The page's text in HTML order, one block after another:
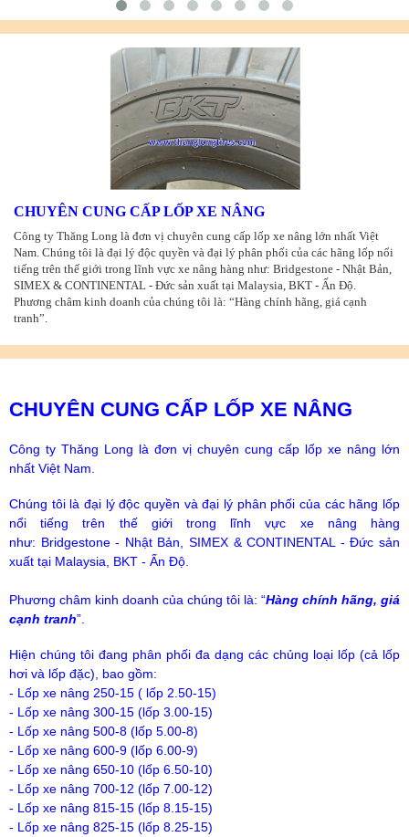
CHUYÊN CUNG CẤP LỐP XE NÂNG
Công ty Thăng Long là đơn vị chuyên cung cấp lốp xe nâng lớn nhất Việt
Nam. Chúng tôi là đại lý độc quyền và đại lý phân phối của các hãng lốp nổi
tiếng trên thế giới trong lĩnh vực xe nâng hàng như: Bridgestone - Nhật Bản,
SIMEX & CONTINENTAL - Đức sản xuất tại Malaysia, BKT - Ấn Độ.
Phương châm kinh doanh của chúng tôi là: “Hàng chính hãng, giá cạnh
tranh”.
CHUYÊN CUNG CẤP LỐP XE NÂNG
Công ty Thăng Long là đơn vị chuyên cung cấp lốp xe nâng lớn
nhất Việt Nam.
Chúng tôi là đại lý độc quyền và đại lý phân phối của các hãng lốp
nổi tiếng trên thế giới trong lĩnh vực xe nâng hàng
như: Bridgestone - Nhật Bản, SIMEX & CONTINENTAL - Đức sản
xuất tại Malaysia, BKT - Ấn Độ.
Phương châm kinh doanh của chúng tôi là: “Hàng chính hãng, giá
cạnh tranh”.
Hiện chúng tôi đang phân phối đa dạng các chủng loại lốp (cả lốp
hơi và lốp đặc), bao gồm:
- Lốp xe nâng 250-15 ( lốp 2.50-15)
- Lốp xe nâng 300-15 (lốp 3.00-15)
- Lốp xe nâng 500-8 (lốp 5.00-8)
- Lốp xe nâng 600-9 (lốp 6.00-9)
- Lốp xe nâng 650-10 (lốp 6.50-10)
- Lốp xe nâng 700-12 (lốp 7.00-12)
- Lốp xe nâng 815-15 (lốp 8.15-15)
- Lốp xe nâng 825-15 (lốp 8.25-15)